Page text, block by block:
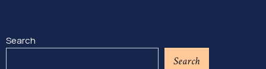
Search
Search